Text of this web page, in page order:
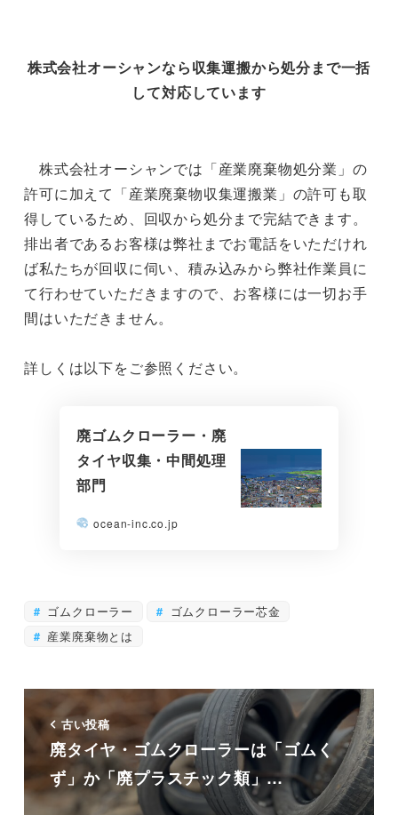
株式会社オーシャンなら収集運搬から処分まで一括
して対応しています
株式会社オーシャンでは「産業廃棄物処分業」の
許可に加えて「産業廃棄物収集運搬業」の許可も取
得しているため、回収から処分まで完結できます。
排出者であるお客様は弊社までお電話をいただけれ
ば私たちが回収に伺い、積み込みから弊社作業員に
て行わせていただきますので、お客様には一切お手
間はいただきません。
詳しくは以下をご参照ください。
廃ゴムクローラー・廃
タイヤ収集・中間処理
部門
ocean-inc.co.jp
ゴムクローラー
ゴムクローラー芯金
産業廃棄物とは
古い投稿
廃タイヤ・ゴムクローラーは「ゴムく
ず」か「廃プラスチック類」…